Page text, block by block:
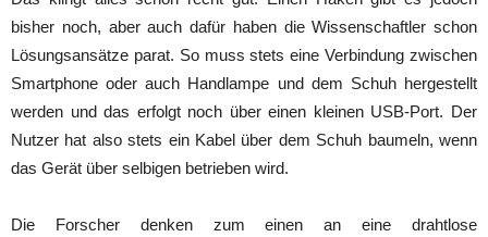
bisher noch, aber auch dafür haben die Wissenschaftler schon
Lösungsansätze parat. So muss stets eine Verbindung zwischen
Smartphone oder auch Handlampe und dem Schuh hergestellt
werden und das erfolgt noch über einen kleinen USB-Port. Der
Nutzer hat also stets ein Kabel über dem Schuh baumeln, wenn
das Gerät über selbigen betrieben wird.
Die Forscher denken zum einen an eine drahtlose